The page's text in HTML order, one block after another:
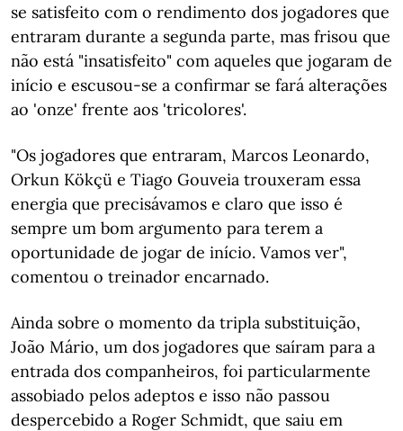
se satisfeito com o rendimento dos jogadores que
entraram durante a segunda parte, mas frisou que
não está "insatisfeito" com aqueles que jogaram de
início e escusou-se a confirmar se fará alterações
ao 'onze' frente aos 'tricolores'.
"Os jogadores que entraram, Marcos Leonardo,
Orkun Kökçü e Tiago Gouveia trouxeram essa
energia que precisávamos e claro que isso é
sempre um bom argumento para terem a
oportunidade de jogar de início. Vamos ver",
comentou o treinador encarnado.
Ainda sobre o momento da tripla substituição,
João Mário, um dos jogadores que saíram para a
entrada dos companheiros, foi particularmente
assobiado pelos adeptos e isso não passou
despercebido a Roger Schmidt, que saiu em